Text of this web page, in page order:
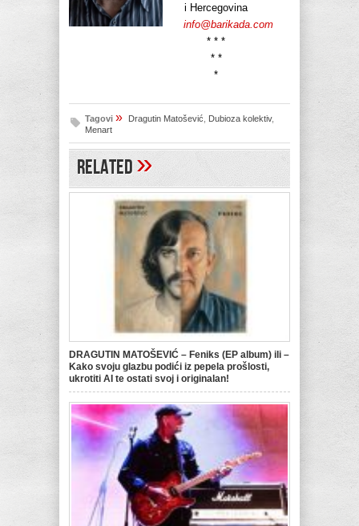
i Hercegovina
info@barikada.com
* * *
* *
*
Tagovi » Dragutin Matošević Dubioza kolektiv,
Menart
Related»
DRAGUTIN MATOŠEVIĆ – Feniks (EP album) ili –
Kako svoju glazbu podići iz pepela prošlosti,
ukrotiti AI te ostati svoj i originalan!